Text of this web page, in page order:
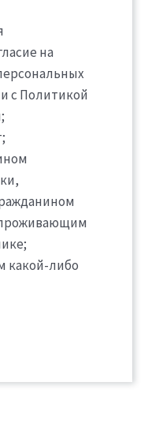
на
с Политикой
какой-либо